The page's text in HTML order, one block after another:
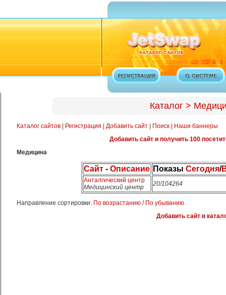
Каталог >
Каталог сайтов Регистрация Добавить сайт Поиск
Наши баннеры
Добавить сайт и получить 100
Медицина
Сайт- Описание Показы Сегодня/
Анталгический центр
Медицинский центр
20/104264
Направление сортировки: По возрастанию / По убыванию
Добавить сайт в